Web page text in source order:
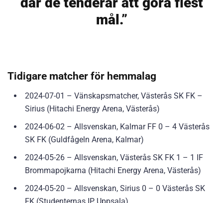
mål.”
Tidigare matcher för hemmalag
2024-07-01 – Vänskapsmatcher, Västerås SK FK –
Sirius (Hitachi Energy Arena, Västerås)
2024-06-02 – Allsvenskan, Kalmar FF 0 – 4 Västerås
SK FK (Guldfågeln Arena, Kalmar)
2024-05-26 – Allsvenskan, Västerås SK FK 1 – 1 IF
Brommapojkarna (Hitachi Energy Arena, Västerås)
2024-05-20 – Allsvenskan, Sirius 0 – 0 Västerås SK